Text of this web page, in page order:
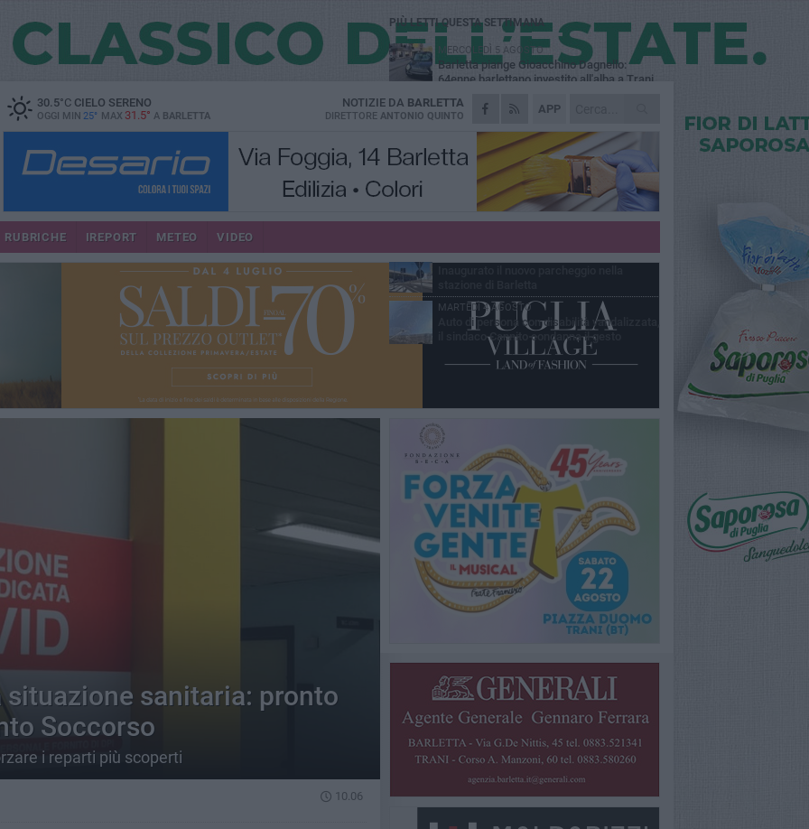
30.5°CCIELO SERENO
OGGI MIN 25° MAX 31.5° A BARLETTA
APP
NOTIZIE DA BARLETTA
DIRETTORE ANTONIO QUINTO
RUBRICHE IREPORT METEO VIDEO
sanitaria: pronto
Soccorso
i reparti più scoperti
10.06
PIÙ LETTI QUESTA SETTIMANA
MERCOLEDÌ 5 AGOSTO
Barletta piange Gioacchino Dagnello:
64enne barlettano investito all'alba a Trani
GIOVEDÌ 6 AGOSTO
Il ricordo di "Cecco", il benzinaio col
sorriso: «Contava i giorni che lo
separavano dalla pensione»
MERCOLEDÌ 5 AGOSTO
Jova Summer Party, giovedì mattina
sopralluogo nell'area dell'evento
DOMENICA 2 AGOSTO
Beni confiscati alla mafia. Nasce il servizio
VENERDÌ 31 LUGLIO
MARTEDÌ 4 AGOSTO
Auto di persona con disabilità vandalizzata,
il sindaco Cannito condanna il gesto